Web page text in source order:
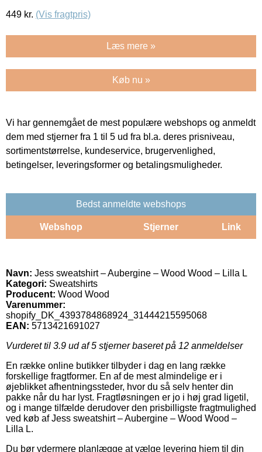
449 kr. (Vis fragtpris)
Læs mere »
Køb nu »
Vi har gennemgået de mest populære webshops og anmeldt
dem med stjerner fra 1 til 5 ud fra bl.a. deres prisniveau,
sortimentstørrelse, kundeservice, brugervenlighed,
betingelser, leveringsformer og betalingsmuligheder.
Bedst anmeldte webshops
Webshop Stjerner Link
Navn: Jess sweatshirt – Aubergine – Wood Wood – Lilla L
Kategori: Sweatshirts
Producent: Wood Wood
Varenummer:
shopify_DK_4393784868924_31444215595068
EAN: 5713421691027
Vurderet til 3.9 ud af 5 stjerner baseret på 12 anmeldelser
En række online butikker tilbyder i dag en lang række
forskellige fragtformer. En af de mest almindelige er i
øjeblikket afhentningssteder, hvor du så selv henter din
pakke når du har lyst. Fragtløsningen er jo i høj grad ligetil,
og i mange tilfælde derudover den prisbilligste fragtmulighed
ved køb af Jess sweatshirt – Aubergine – Wood Wood –
Lilla L.
Du bør ydermere planlægge at vælge levering hjem til din